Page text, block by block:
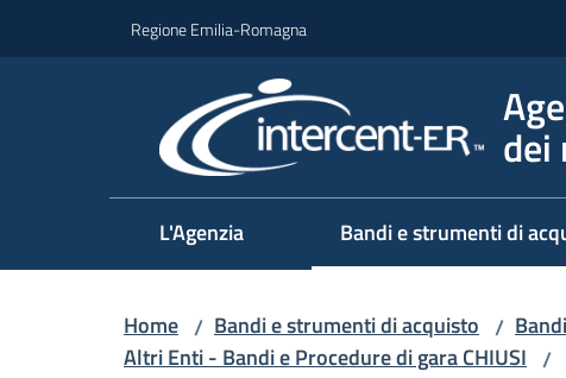
Regione Emilia-Romagna
dei
L'Agenzia Bandi e strumenti di
Home / Bandi e strumenti di acquisto /
Altri Enti - Bandi e Procedure di gara CHIUSI /